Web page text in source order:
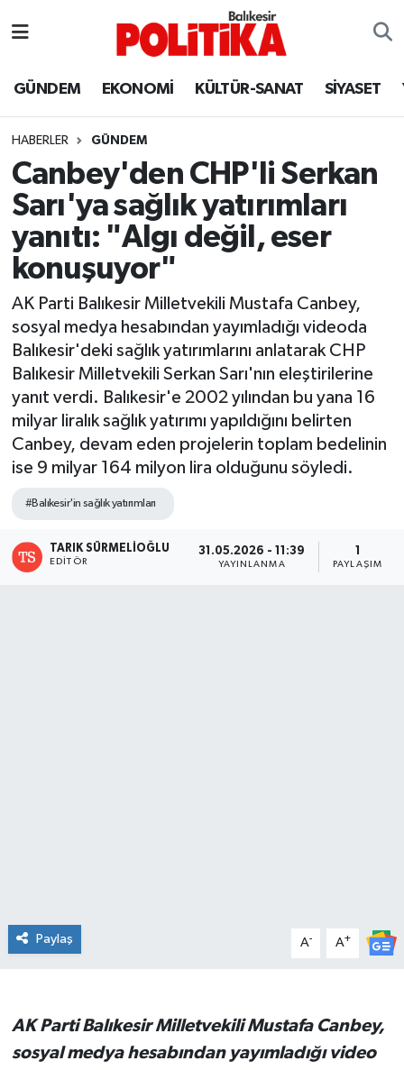
GÜNDEM EKONOMİ KÜLTÜR-SANAT SİYASET
HABERLER GÜNDEM
Canbey'den CHP'li Serkan
Sarı'ya sağlık yatırımları
yanıtı: "Algı değil, eser
konuşuyor"
AK Parti Balıkesir Milletvekili Mustafa Canbey,
sosyal medya hesabından yayımladığı videoda
Balıkesir'deki sağlık yatırımlarını anlatarak CHP
Balıkesir Milletvekili Serkan Sarı'nın eleştirilerine
yanıt verdi. Balıkesir'e 2002 yılından bu yana 16
milyar liralık sağlık yatırımı yapıldığını belirten
Canbey, devam eden projelerin toplam bedelinin
ise 9 milyar 164 milyon lira olduğunu söyledi.
#Balıkesir'in sağlık yatırımları
TARIK SÜRMELİOĞLU
EDITÖR
31.05.2026 - 11:39
YAYINLANMA
1
PAYLAŞIM
Paylaş A- A+
AK Parti Balıkesir Milletvekili Mustafa Canbey,
sosyal medya hesabından yayımladığı video
Ayvalık
Balya
Bandırma
Bigadiç
BİYOGRAFİLER
Burhaniye
ÇEVRE
DÜNYA
Dursunbey
Kepsut
MAGAZİN
Balıkesir Hava Durumu
Balıkesir Namaz Vakitleri
Balıkesir Trafik Yoğunluk Haritası
Süper Lig Puan Durumu ve Fikstür
Tüm Manşetler
Son Dakika Haberleri
Haber Arşivi